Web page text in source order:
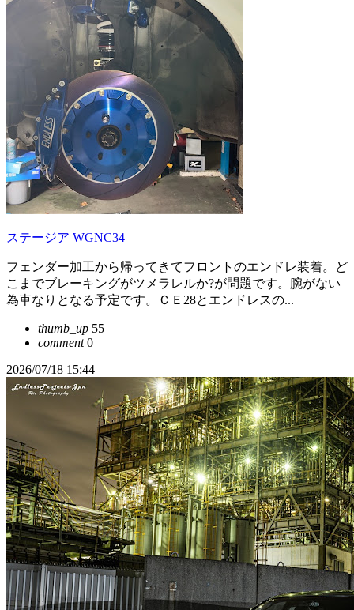
ステージア WGNC34
フェンダー加工から帰ってきてフロントのエンドレ装着。ど
こまでブレーキングがツメラレルか?が問題です。腕がない
為車なりとなる予定です。ＣＥ28とエンドレスの...
thumb_up 55
comment0
2026/07/18 15:44